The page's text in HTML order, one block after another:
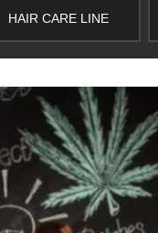
HAIR CARE LINE